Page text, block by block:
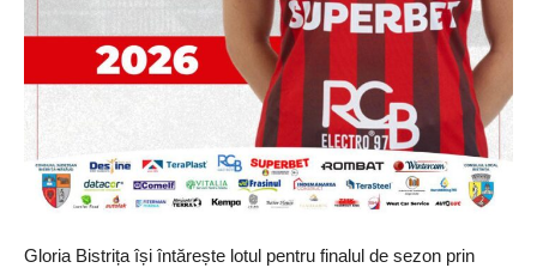
Gloria Bistrița își întărește lotul pentru finalul de sezon prin